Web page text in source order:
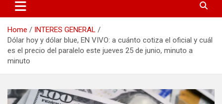
Home
INTERES GENERAL
Dólar hoy y dólar blue, EN VIVO: a cuánto cotiza el oficial y cuál
es el precio del paralelo este jueves 25 de junio, minuto a
minuto